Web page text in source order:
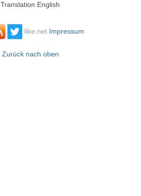
Translation English
libe.net Impressum
Zurück nach oben